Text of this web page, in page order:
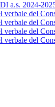
a.s. 2024-
verbale del
verbale del
verbale del
verbale del